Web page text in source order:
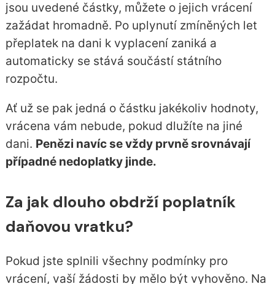
jsou uvedené částky, můžete o jejich vrácení
zažádat hromadně. Po uplynutí zmíněných let
přeplatek na dani k vyplacení zaniká a
automaticky se stává součástí státního
rozpočtu.
Ať už se pak jedná o částku jakékoliv hodnoty,
vrácena vám nebude, pokud dlužíte na jiné
dani. Penězi navíc se vždy prvně srovnávají
případné nedoplatky jinde.
Za jak dlouho obdrží poplatník
daňovou vratku?
Pokud jste splnili všechny podmínky pro
vrácení, vaší žádosti by mělo být vyhověno. Na